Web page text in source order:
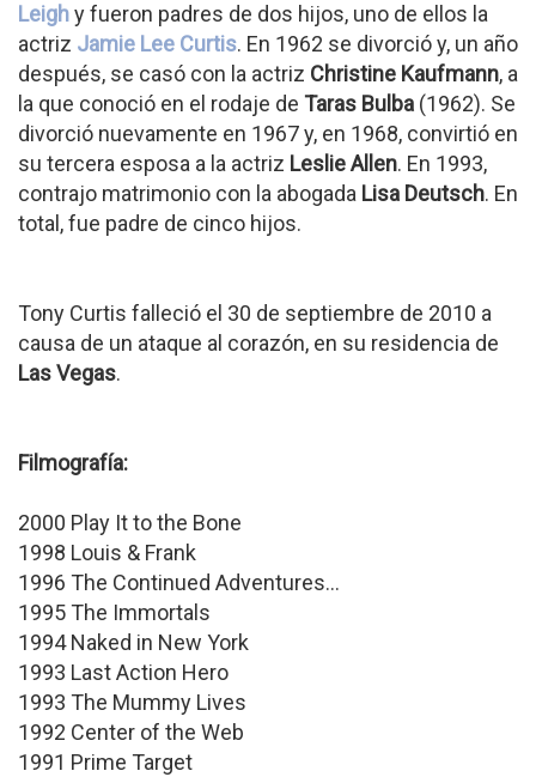
Leighy fueron padres de dos hijos, uno de ellos la
actriz Jamie Lee Curtis. En 1962 se divorció y, un año
después, se casó con la actriz Christine Kaufmann, a
la que conoció en el rodaje de Taras Bulba (1962). Se
divorció nuevamente en 1967 y, en 1968, convirtió en
su tercera esposa a la actriz Leslie Allen. En 1993,
contrajo matrimonio con la abogada Lisa Deutsch. En
total, fue padre de cinco hijos.
Tony Curtis falleció el 30 de septiembre de 2010 a
causa de un ataque al corazón, en su residencia de
Las Vegas.
Filmografía:
2000 Play It to the Bone
1998 Louis & Frank
1996 The Continued Adventures...
1995 The Immortals
1994 Naked in New York
1993 Last Action Hero
1993 The Mummy Lives
1992 Center of the Web
1991 Prime Target